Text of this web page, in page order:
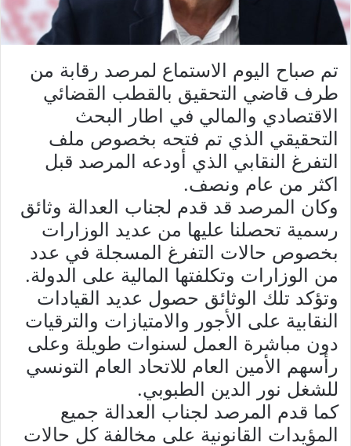
تم صباح اليوم الاستماع لمرصد رقابة من
طرف قاضي التحقيق بالقطب القضائي
الاقتصادي والمالي في اطار البحث
التحقيقي الذي تم فتحه بخصوص ملف
التفرغ النقابي الذي أودعه المرصد قبل
اكثر من عام ونصف.
وكان المرصد قد قدم لجناب العدالة وثائق
رسمية تحصلنا عليها من عديد الوزارات
بخصوص حالات التفرغ المسجلة في عدد
من الوزارات وتكلفتها المالية على الدولة.
وتؤكد تلك الوثائق حصول عديد القيادات
النقابية على الأجور والامتيازات والترقيات
دون مباشرة العمل لسنوات طويلة وعلى
رأسهم الأمين العام للاتحاد العام التونسي
للشغل نور الدين الطبوبي.
كما قدم المرصد لجناب العدالة جميع
المؤيدات القانونية على مخالفة كل حالات